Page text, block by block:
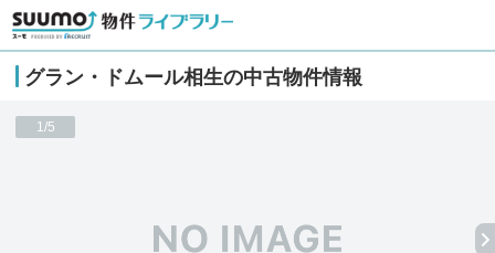
グラン・ドムール相生の中古物件情報
1/5